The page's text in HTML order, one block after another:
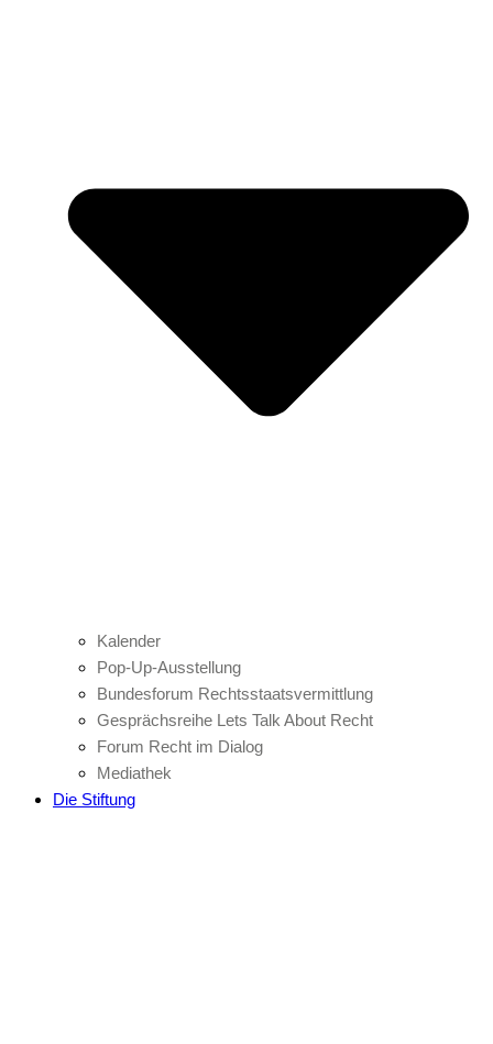
Kalender
Pop-Up-Ausstellung
Bundesforum Rechtsstaatsvermittlung
Gesprächsreihe Lets Talk About Recht
Forum Recht im Dialog
Mediathek
Die Stiftung